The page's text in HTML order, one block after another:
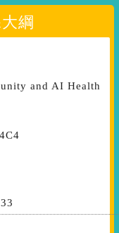
綱
and AI Health